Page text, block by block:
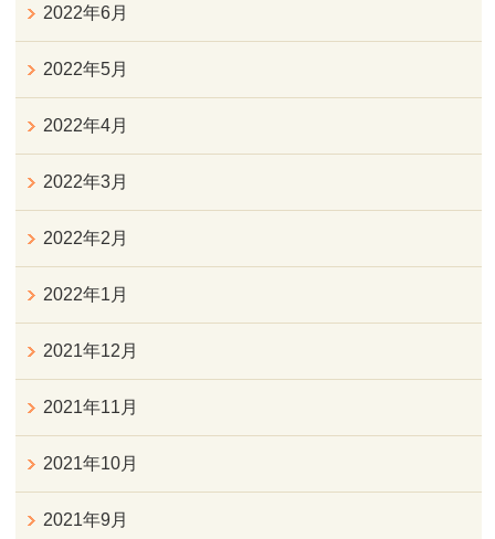
2022年6月
2022年5月
2022年4月
2022年3月
2022年2月
2022年1月
2021年12月
2021年11月
2021年10月
2021年9月